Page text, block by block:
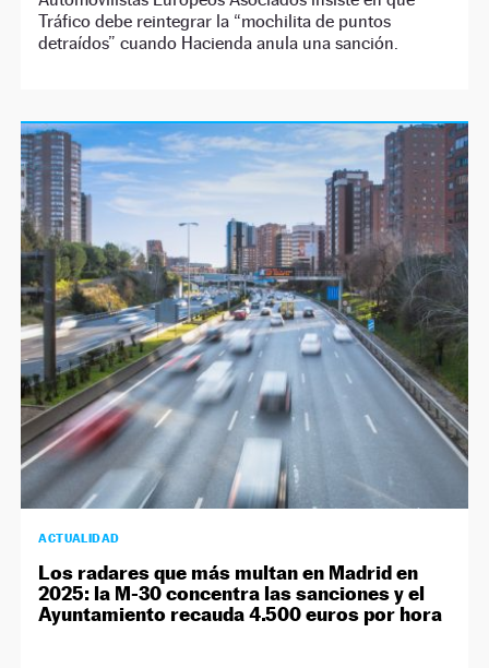
Tráfico debe reintegrar la “mochilita de puntos
detraídos” cuando Hacienda anula una sanción.
ACTUALIDAD
Los radares que más multan en Madrid en
2025: la M-30 concentra las sanciones y el
Ayuntamiento recauda 4.500 euros por hora